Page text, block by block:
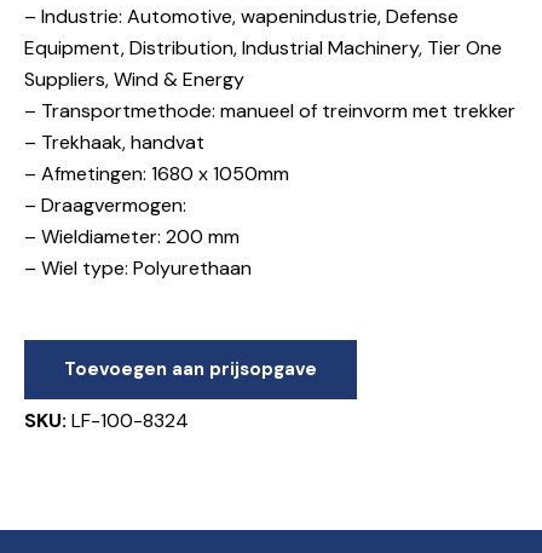
– Industrie: Automotive, wapenindustrie, Defense
Equipment, Distribution, Industrial Machinery, Tier One
Suppliers, Wind & Energy
– Transportmethode: manueel of treinvorm met trekker
– Trekhaak, handvat
– Afmetingen: 1680 x 1050mm
– Draagvermogen:
– Wieldiameter: 200 mm
– Wiel type: Polyurethaan
Toevoegen aan prijsopgave
SKU: LF-100-8324